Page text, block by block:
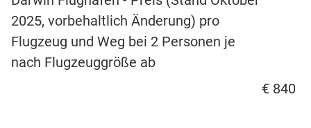
2025, vorbehaltlich Änderung) pro
Flugzeug und Weg bei 2 Personen je
nach Flugzeuggröße ab
€ 840